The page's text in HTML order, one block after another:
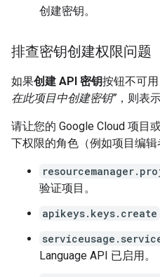
创建密钥。
排查密钥创建权限问题
如果创建 API 密钥按钮不可
在此项目中创建密钥” ，则表
请让您的 Google Cloud 项目
下权限的角色（例如项目编辑
验证项目。
apikeys.keys.create
Language API 已启用。